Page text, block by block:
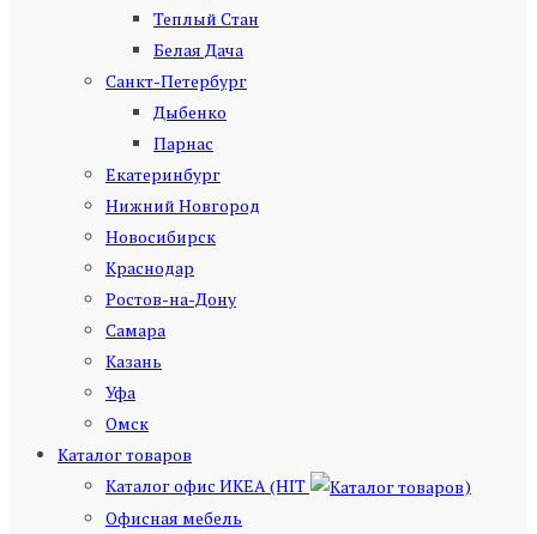
Теплый Стан
Белая Дача
Санкт-Петербург
Дыбенко
Парнас
Екатеринбург
Нижний Новгород
Новосибирск
Краснодар
Ростов-на-Дону
Самара
Казань
Уфа
Омск
Каталог товаров
Каталог офис ИКЕА (HIT
)
Офисная мебель